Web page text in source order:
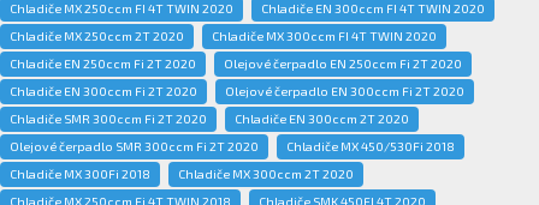
Chladiče MX 250ccm FI 4T TWIN 2020
Chladiče EN 300ccm FI 4T TWIN 2020
Chladiče MX 250ccm 2T 2020
Chladiče MX 300ccm FI 4T TWIN 2020
Chladiče EN 250ccm Fi 2T 2020
Olejové čerpadlo EN 250ccm Fi 2T 2020
Chladiče EN 300ccm Fi 2T 2020
Olejové čerpadlo EN 300ccm Fi 2T 2020
Chladiče SMR 300ccm Fi 2T 2020
Chladiče EN 300ccm 2T 2020
Olejové čerpadlo SMR 300ccm Fi 2T 2020
Chladiče MX 450/530Fi 2018
Chladiče MX 300Fi 2018
Chladiče MX 300ccm 2T 2020
Chladiče MX 250ccm Fi 4T TWIN 2018
Chladiče SMK 450FI 4T 2020